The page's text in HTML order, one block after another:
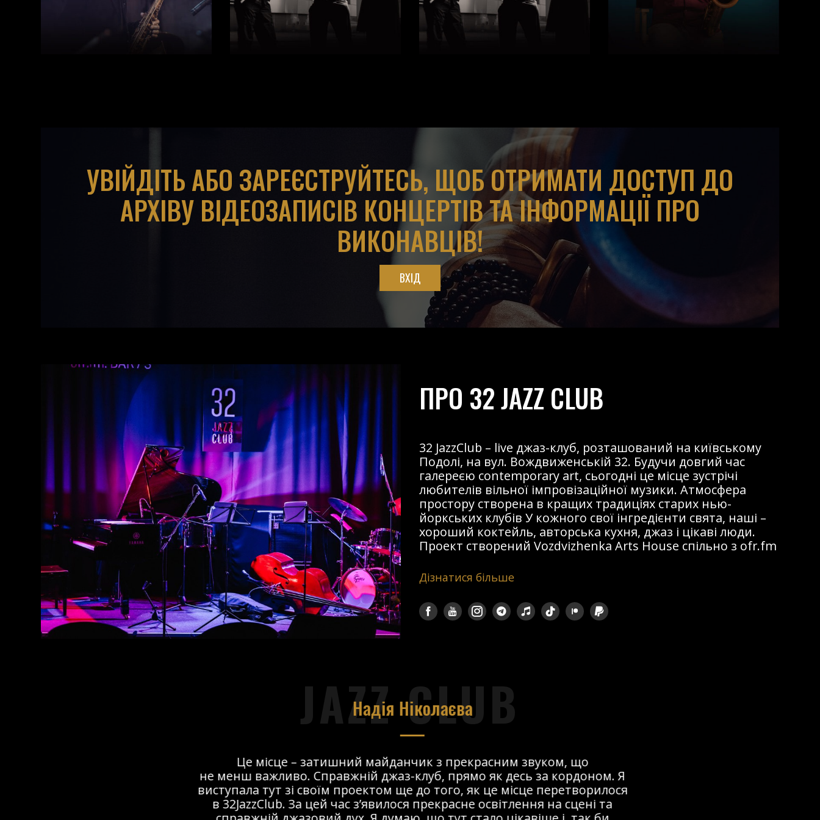
УВІЙДІТЬ АБО ЗАРЕЄСТРУЙТЕСЬ, ЩОБ ОТРИМАТИ ДОСТУП ДО
АРХІВУ ВІДЕОЗАПИСІВ КОНЦЕРТІВ ТА ІНФОРМАЦІЇ ПРО
ВИКОНАВЦІВ!
ВХІД
ПРО 32 JAZZ CLUB
32 JazzClub – live джаз-клуб, розташований на київському
Подолі, на вул. Вождвиженській 32. Будучи довгий час
галереєю contemporary art, сьогодні це місце зустрічі
любителів вільної імпровізаційної музики. Атмосфера
простору створена в кращих традиціях старих нью-
йоркських клубів У кожного свої інгредієнти свята, наші –
хороший коктейль, авторська кухня, джаз і цікаві люди.
Проект створений Vozdvizhenka Arts House спільно з ofr.fm
Дізнатися більше
JAZZ CLUB
Надія Ніколаєва
Це місце – затишний майданчик з прекрасним звуком, що
не менш важливо. Справжній джаз-клуб, прямо як десь за кордоном. Я
виступала тут зі своїм проектом ще до того, як це місце перетворилося
в 32JazzClub. За цей час з’явилося прекрасне освітлення на сцені та